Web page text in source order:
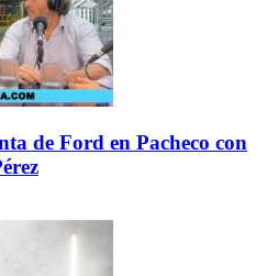
de Ford en Pacheco con